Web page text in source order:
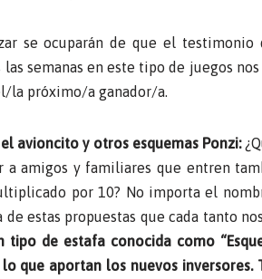
se ocuparán de que el
semanas en este tipo de juegos
la próximo/a ganador/a.
avioncito y otros esquemas Ponzi:
a amigos y familiares que entren
por 10? No importa el
de estas propuestas que cada tanto
tipo de estafa conocida como
lo que aportan los nuevos